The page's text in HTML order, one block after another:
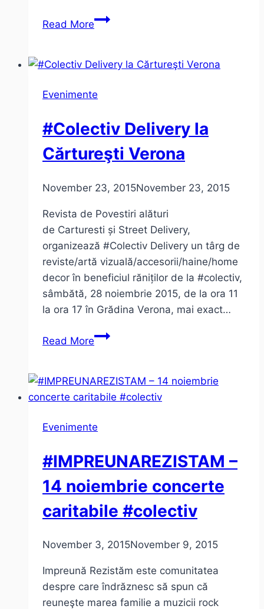
Read MoreNoaptea
Evenimente
#Colectiv Delivery la
Cărtureşti Verona
November 23, 2015November 23, 2015
Revista de Povestiri alături
de Carturesti și Street Delivery,
organizează #Colectiv Delivery un târg de
reviste/artă vizuală/accesorii/haine/home
decor în beneficiul răniților de la #colectiv,
sâmbătă, 28 noiembrie 2015, de la ora 11
la ora 17 în Grădina Verona, mai exact…
Read More#Colectiv
Cărtureşti
Verona
Evenimente
#IMPREUNAREZISTAM –
14 noiembrie concerte
caritabile #colectiv
November 3, 2015November 9, 2015
Impreună Rezistăm este comunitatea
despre care îndrăznesc să spun că
reuneşte marea familie a muzicii rock